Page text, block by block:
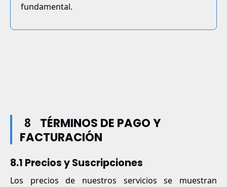
fundamental.
8
TÉRMINOS DE PAGO Y
FACTURACIÓN
8.1 Precios y Suscripciones
Los precios de nuestros servicios se muestran